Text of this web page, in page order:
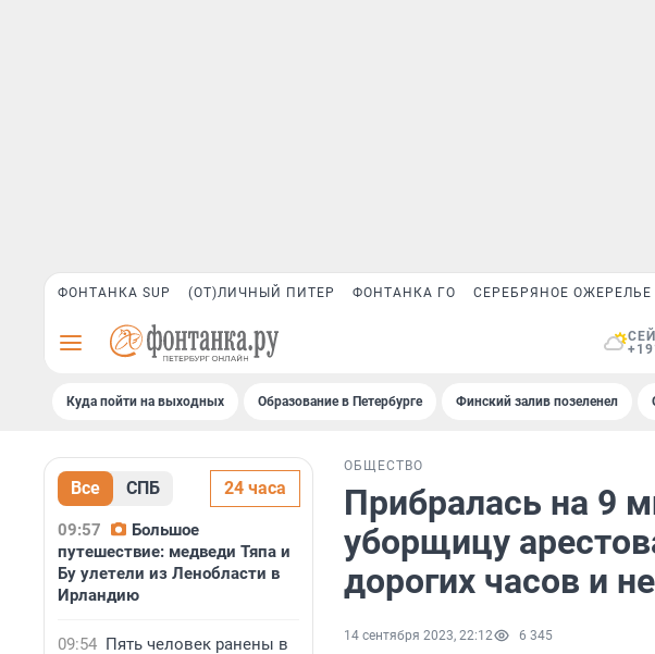
ФОНТАНКА SUP (ОТ)ЛИЧНЫЙ ПИТЕР ФОНТАНКА ГО СЕРЕБРЯНОЕ ОЖЕРЕЛЬЕ
Куда пойти на выходных Образование в Петербурге Финский залив позеленел
Все СПБ 24 часа
09:57
Большое
путешествие: медведи Тяпа и
Бу улетели из Ленобласти в
Ирландию
09:54 Пять человек ранены в
ОБЩЕСТВО
Прибралась на 9
уборщицу
дорогих часов и
14 сентября 2023, 22:12 6 345